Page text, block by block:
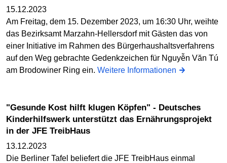
15.12.2023
Am Freitag, dem 15. Dezember 2023, um 16:30 Uhr, weihte
das Bezirksamt Marzahn-Hellersdorf mit Gästen das von
einer Initiative im Rahmen des Bürgerhaushaltsverfahrens
auf den Weg gebrachte Gedenkzeichen für Nguyễn Văn Tú
am Brodowiner Ring ein. Weitere Informationen
"Gesunde Kost hilft klugen Köpfen" - Deutsches
Kinderhilfswerk unterstützt das Ernährungsprojekt
in der JFE TreibHaus
13.12.2023
Die Berliner Tafel beliefert die JFE TreibHaus einmal